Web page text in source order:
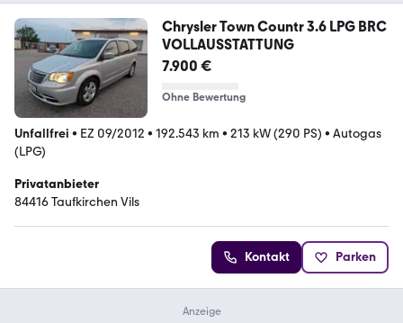
Chrysler Town Countr 3.6 LPG BRC
VOLLAUSSTATTUNG
7.900 €
Ohne Bewertung
Unfallfrei • EZ 09/2012 • 192.543 km • 213 kW (290 PS) • Autogas
(LPG)
Privatanbieter
84416 Taufkirchen Vils
Kontakt Parken